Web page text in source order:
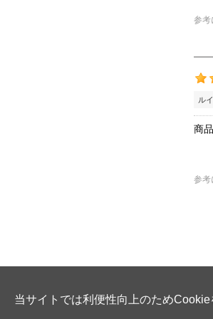
参考
ル
商
参考
当サイトでは利便性向上のため